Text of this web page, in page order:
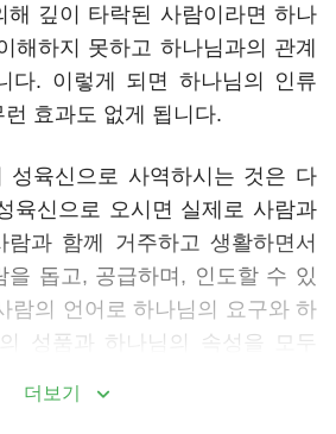
해 깊이 타락된 사람이라면 하나
해하지 못하고 하나님과의 관계
다. 이렇게 되면 하나님의 인류
효과도 없게 됩니다.
성육신으로 사역하시는 것은 다
육신으로 오시면 실제로 사람과
과 함께 거주하고 생활하면서
을 돕고, 공급하며, 인도할 수 있
람의 언어로 하나님의 요구와 하
성품과 하나님의 속성을 모두
나님의 뜻을 정확히 이해할 수 있
더보기